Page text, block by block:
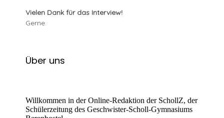
Vielen Dank für das Interview!
Gerne.
Über uns
Willkommen in der Online-Redaktion der SchollZ, der
Schülerzeitung des Geschwister-Scholl-Gymnasiums